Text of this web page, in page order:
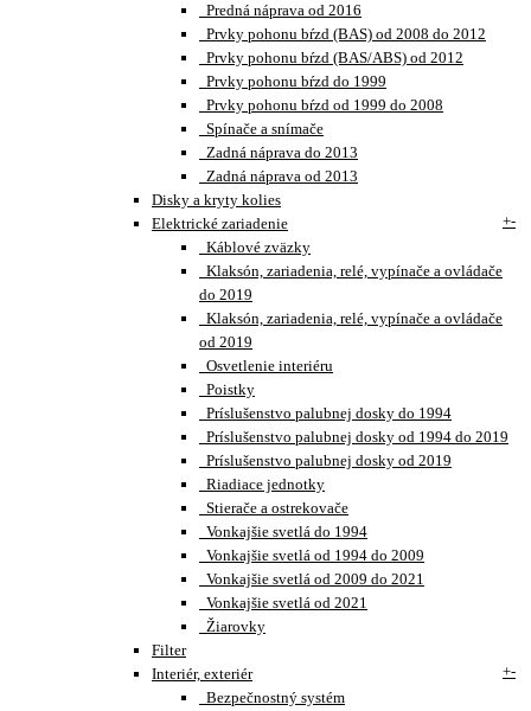
Predná náprava od 2016
Prvky pohonu bŕzd (BAS) od 2008 do 2012
Prvky pohonu bŕzd (BAS/ABS) od 2012
Prvky pohonu bŕzd do 1999
Prvky pohonu bŕzd od 1999 do 2008
Spínače a snímače
Zadná náprava do 2013
Zadná náprava od 2013
Disky a kryty kolies
Elektrické zariadenie
+-
Káblové zväzky
Klaksón, zariadenia, relé, vypínače a ovládače
do 2019
Klaksón, zariadenia, relé, vypínače a ovládače
od 2019
Osvetlenie interiéru
Poistky
Príslušenstvo palubnej dosky do 1994
Príslušenstvo palubnej dosky od 1994 do 2019
Príslušenstvo palubnej dosky od 2019
Riadiace jednotky
Stierače a ostrekovače
Vonkajšie svetlá do 1994
Vonkajšie svetlá od 1994 do 2009
Vonkajšie svetlá od 2009 do 2021
Vonkajšie svetlá od 2021
Žiarovky
Filter
Interiér, exteriér
+-
Bezpečnostný systém